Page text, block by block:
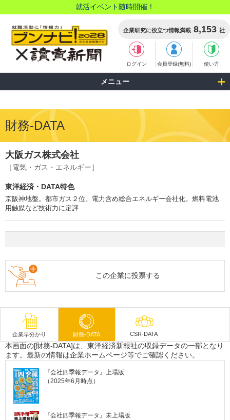
就活イベント随時開催！
企業研究に役立つ情報満載 8,153 社
ログイン 会員登録(無料) 使い方
メニュー
財務-DATA
大阪ガス株式会社
［電気・ガス・エネルギー］
東洋経済・DATA特色
京阪神地盤。都市ガス２位。電力含め総合エネルギー会社化。燃料電池
用触媒など技術力に定評
この企業に投票する
企業早分かり 財務-DATA CSR-DATA
本画面の[財務-DATA]は、東洋経済新報社の収録データの一部となり
ます。最新の情報は企業ホームページ等でご確認ください。
『会社四季報データ』上場版
（2025年6月時点）
『会社四季報データ』未上場版